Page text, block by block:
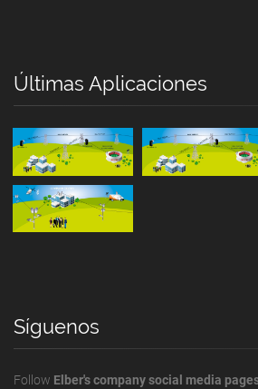
Últimas Aplicaciones
Síguenos
Follow Elber's company social media